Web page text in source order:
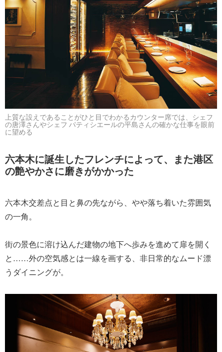
上質な設えであることがひと目でわかるカウンター席では、シェフ
の唐澤さんやシェフ パティシエールの平島さんの確かな仕事を眼前
に望める
六本木に誕生したフレンチによって、また港区
の艶やかさに磨きがかかった
六本木交差点と目と鼻の先ながら、やや落ち着いた雰囲気
の一角。
街の景色に溶け込んだ建物の地下へ歩みを進めて扉を開く
と……外の空気感とは一線を画する、非日常的なムード漂
うダイニングが。